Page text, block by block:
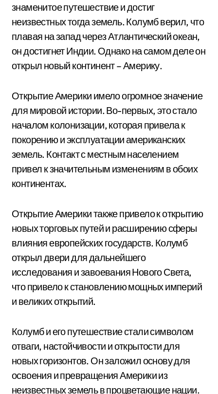
знаменитое путешествие и достиг
неизвестных тогда земель. Колумб верил, что
плавая на запад через Атлантический океан,
он достигнет Индии. Однако на самом деле он
открыл новый континент – Америку.
Открытие Америки имело огромное значение
для мировой истории. Во-первых, это стало
началом колонизации, которая привела к
покорению и эксплуатации американских
земель. Контакт с местным населением
привел к значительным изменениям в обоих
континентах.
Открытие Америки также привело к открытию
новых торговых путей и расширению сферы
влияния европейских государств. Колумб
открыл двери для дальнейшего
исследования и завоевания Нового Света,
что привело к становлению мощных империй
и великих открытий.
Колумб и его путешествие стали символом
отваги, настойчивости и открытости для
новых горизонтов. Он заложил основу для
освоения и превращения Америки из
неизвестных земель в процветающие нации.